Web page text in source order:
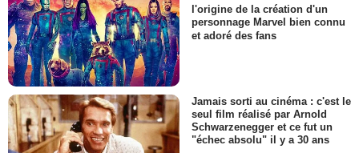
l'origine de la création d'un
personnage Marvel bien connu
et adoré des fans
Jamais sorti au cinéma : c'est le
seul film réalisé par Arnold
Schwarzenegger et ce fut un
"échec absolu" il y a 30 ans